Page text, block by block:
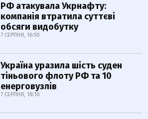
РФ атакувала Укрнафту:
компанія втратила суттєві
обсяги видобутку
7 СЕРПНЯ, 16:50
Україна уразила шість суден
тіньового флоту РФ та 10
енерговузлів
7 СЕРПНЯ, 18:10